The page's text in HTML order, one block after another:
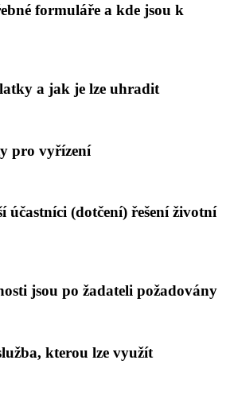
formuláře a kde jsou k
a jak je lze uhradit
pro vyřízení
účastníci (dotčení) řešení životní
jsou po žadateli požadovány
kterou lze využít